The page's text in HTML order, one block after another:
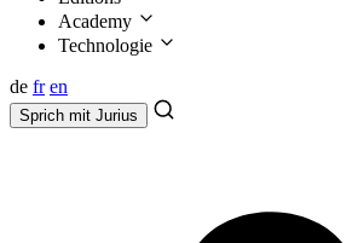
Academy
Technologie
de fr en
Sprich mit Jurius